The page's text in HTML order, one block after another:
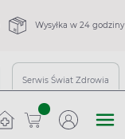
Wysyłka w 24 godziny
Serwis Świat Zdrowia
sztuk